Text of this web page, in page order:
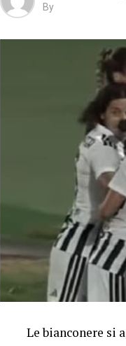
By
Le bianconere si